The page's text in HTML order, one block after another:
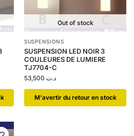
Out of stock
SUSPENSIONS
SUSPENSION LED NOIR 3
COULEURES DE LUMIERE
TJ7704-C
د.ت
​M'avertir du retour en stock